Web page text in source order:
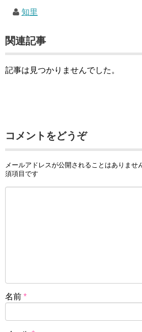
知里
関連記事
記事は見つかりませんでした。
コメントをどうぞ
メールアドレスが公開されることはありませ
須項目です
名前 *